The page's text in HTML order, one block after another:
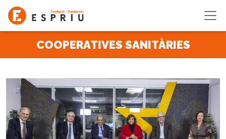
Vés al contingut
COOPERATIVES SANITÀRIES